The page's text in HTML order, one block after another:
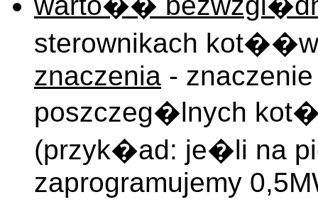
sterownikach
znaczenia -
poszczeg�lnych
(przyk�ad: je�li na
zaprogramujemy